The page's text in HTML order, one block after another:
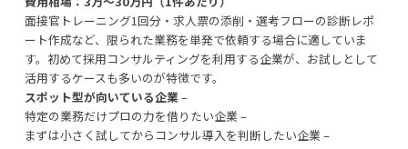
面接官トレーニング1回分・求人票の添削・選考フローの診断レポ
ート作成など、限られた業務を単発で依頼する場合に適していま
す。初めて採用コンサルティングを利用する企業が、お試しとして
活用するケースも多いのが特徴です。
スポット型が向いている企業–
特定の業務だけプロの力を借りたい企業 –
まずは小さく試してからコンサル導入を判断したい企業 –